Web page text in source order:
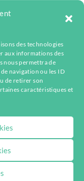
des technologies
aux informations des
nous permettra de
navigation ou les ID
de retirer son
caractéristiques et
LinkedIn Bluesky